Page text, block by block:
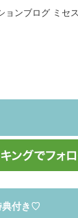
付き♡